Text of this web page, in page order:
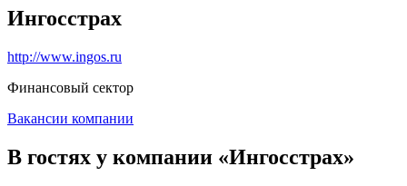
Ингосстрах
http://www.ingos.ru
Финансовый сектор
Вакансии компании
В гостях у компании «Ингосстрах»